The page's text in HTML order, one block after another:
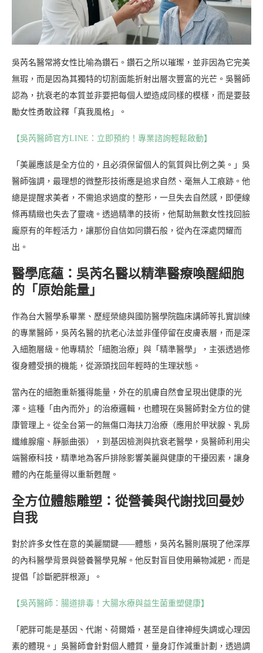
吳芮名醫常將女性比喻為鑽石。鑽石之所以璀璨，並非因為它完美
無瑕，而是因為其獨特的切割面能折射出層次豐富的光芒。吳醫師
認為，抗衰老的本質並非要把每個人塑造成同樣的模樣，而是要鼓
勵女性勇敢詮釋「真我風格」。
【吳芮醫師官方LINE：立即預約！專業諮詢輕鬆啟動】
「美麗應該是全方位的，且必須保留個人的氣質與比例之美。」吳
醫師強調，最理想的微整形技術應是追求自然、毫無人工痕跡。他
總是提醒求美者，不需追求過度的整形，一旦失去自然感，即便線
條再精緻也失去了靈魂。透過精準的技術，他幫助無數女性找回臉
龐原有的年輕活力，讓那份自信如同鑽石般，從內在深處閃耀而
出。
醫學底蘊：吳芮名醫以精準醫療喚醒細胞
的「原始能量」
作為台大醫學系畢業、歷經榮總與國防醫學院臨床講師等扎實訓練
的專業醫師，吳芮名醫的抗老心法並非僅停留在皮膚表層，而是深
入細胞層級。他專精於「細胞治療」與「精準醫學」，主張透過修
復身體受損的機能，從源頭找回年輕時的生理狀態。
當內在的細胞重新獲得能量，外在的肌膚自然會呈現出健康的光
澤。這種「由內而外」的治療邏輯，也體現在吳醫師對全方位的健
康管理上。從全台第一的無傷口海扶刀治療（應用於甲狀腺、乳房
纖維腺瘤、靜脈曲張），到基因檢測與抗衰老醫學，吳醫師利用尖
端醫療科技，精準地為客戶排除影響美麗與健康的干擾因素，讓身
體的內在能量得以重新甦醒。
全方位體態雕塑：從營養與代謝找回曼妙
自我
對於許多女性在意的美麗關鍵——體態，吳芮名醫則展現了他深厚
的內科醫學背景與營養醫學見解。他反對盲目使用藥物減肥，而是
提倡「診斷肥胖根源」。
【吳芮醫師：腸道排毒！大腸水療與益生菌重塑健康】
「肥胖可能是基因、代謝、荷爾婚，甚至是自律神經失調或心理因
素的體現。」吳醫師會針對個人體質，量身訂作減重計劃，透過調